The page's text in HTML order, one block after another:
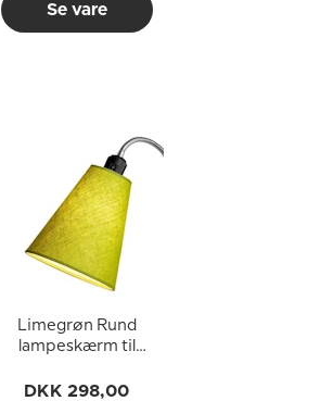
Se vare
Limegrøn Rund
lampeskærm til
højden til E27 fatning
DKK 298,00